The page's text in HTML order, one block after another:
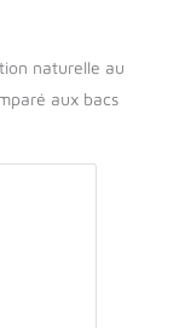
naturelle au
aux bacs